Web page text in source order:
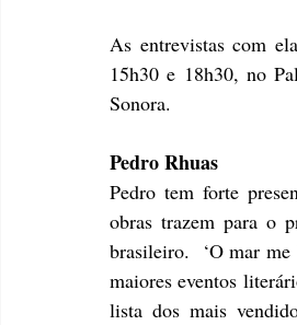
As entrevistas com
15h30 e 18h30, no
Sonora.
Pedro Rhuas
Pedro tem forte
obras trazem para o
brasileiro.  ‘O mar
maiores eventos
lista dos mais